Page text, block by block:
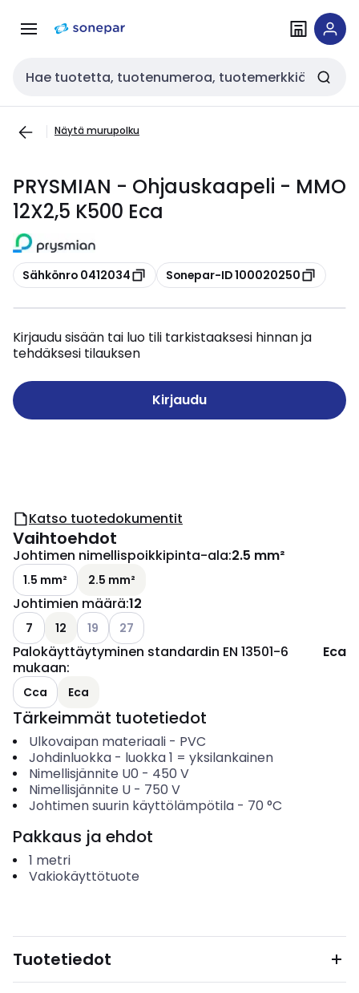
navigointiinsisältöön
Haku
Näytä murupolku
PRYSMIAN - Ohjauskaapeli - MMO
12X2,5 K500 Eca
Kopioi
Sähkönro 0412034 Kopioi
Sonepar-ID 100020250
Kirjaudu sisään tai luo tili tarkistaaksesi hinnan ja
tehdäksesi tilauksen
Kirjaudu
Katso tuotedokumentit
Vaihtoehdot
Johtimen nimellispoikkipinta-ala:2.5 mm²
1.5 mm² 2.5 mm²
Johtimien määrä:12
7 12 Katso käytettävissä olevat vaihtoehdot
19 Katso käytettävissä olevat vaihtoehdot
27
Palokäyttäytyminen standardin EN 13501-6
mukaan:
Eca
Cca Eca
Tärkeimmät tuotetiedot
Ulkovaipan materiaali- PVC
Johdinluokka- luokka 1 = yksilankainen
Nimellisjännite U0 - 450 V
Nimellisjännite U- 750 V
Johtimen suurin käyttölämpötila- 70 °C
Pakkaus ja ehdot
1 metri
Vakiokäyttötuote
Tuotetiedot